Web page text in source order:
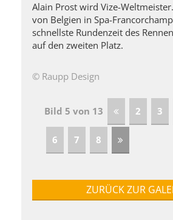
Alain Prost wird Vize-
von Belgien in Spa-
schnellste Rundenzeit des
auf den zweiten Platz.
© Raupp Design
Bild 5 von 13 2 3
6 7 8
ZURÜCK ZUR